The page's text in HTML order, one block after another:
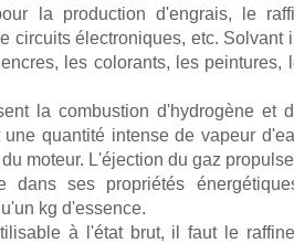
la production d'engrais, le
circuits électroniques, etc. Solvant
les colorants, les peintures,
la combustion d'hydrogène et
quantité intense de vapeur
moteur. L'éjection du gaz
dans ses propriétés
kg d'essence.
à l'état brut, il faut le